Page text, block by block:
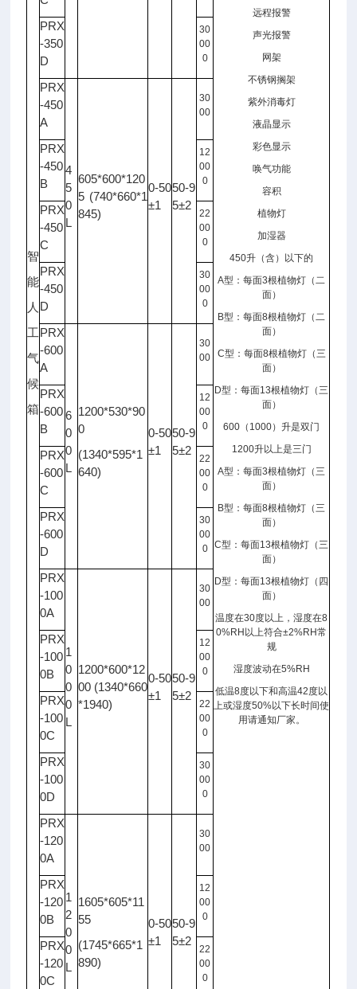
智
能
人
工
气
候
箱
远程报警
声光报警
网架
不锈钢搁架
紫外消毒灯
液晶显示
彩色显示
唤气功能
容积
植物灯
加湿器
450升（含）以下的
A型：每面3根植物灯（二
面）
B型：每面8根植物灯（二
面）
C型：每面8根植物灯（三
面）
D型：每面13根植物灯（三
面）
600 （ 1000）升是双门
1200升以上是三门
A型：每面3根植物灯（三
面）
B型：每面8根植物灯（三
面）
C型：每面13根植物灯（三
面）
D型：每面13根植物灯（四
面）
温度在30度以上，湿度在8
0%RH 以上符合±2%RH常
规
湿度波动在5%RH
低温8度以下和高温42度以
上或湿度50%以下长时间使
用请通知厂家。
PRX
-350
D
30
00
0
PRX
-450
A
4
5
0
L
605*600*120
5 (740*660*1
845)
0-50
±1
50-9
5±2
30
00
PRX
-450
B
12
00
0
PRX
-450
C
22
00
0
PRX
-450
D
30
00
0
PRX
-600
A
6
0
0
L
1200*530*90
0
(1340*595*1
640)
0-50
±1
50-9
5±2
30
00
PRX
-600
B
12
00
0
PRX
-600
C
22
00
0
PRX
-600
D
30
00
0
PRX
-100
0A
1
0
0
0
L
1200*600*12
00 (1340*660
*1940)
0-50
±1
50-9
5±2
30
00
PRX
-100
0B
12
00
0
PRX
-100
0C
22
00
0
PRX
-100
0D
30
00
0
PRX
-120
0A
1
2
0
0
L
1605*605*11
55
(1745*665*1
890)
0-50
±1
50-9
5±2
30
00
PRX
-120
0B
12
00
0
PRX
-120
0C
22
00
0